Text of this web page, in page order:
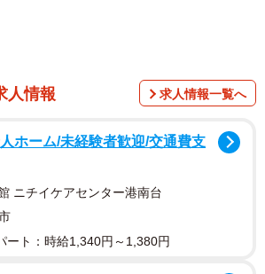
に塗装するの？」
ばり「船底にフジツボなどが付かな
」。
人情報 求人情報一覧へ
ホーム/未経験者歓迎/交通費支
ニチイケアセンター港南台
ート：時給1,340円～1,380円